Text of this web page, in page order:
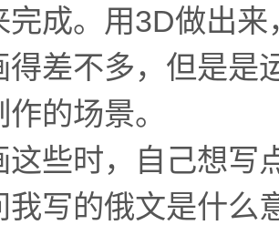
完成。用3D做出
得差不多，但是是
作的场景。
这些时，自己想写
我写的俄文是什么